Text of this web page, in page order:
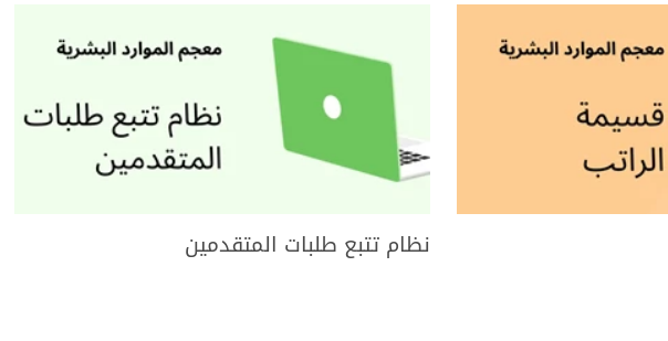
نظام تتبع طلبات المتقدمين